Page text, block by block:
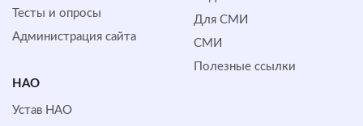
Тесты и опросы
Администрация сайта
Для СМИ
СМИ
Полезные ссылки
НАО
Устав НАО